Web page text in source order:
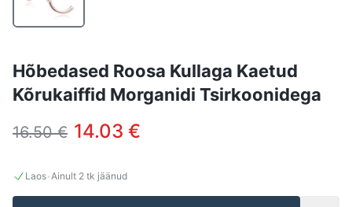
Hõbedased Roosa Kullaga Kaetud
Kõrukaiffid Morganidi Tsirkoonidega
16.50 € 14.03 €
Laos·Ainult 2 tk jäänud